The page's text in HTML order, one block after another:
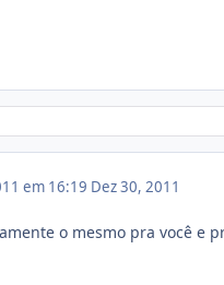
em 16:19 Dez 30, 2011
o mesmo pra você e